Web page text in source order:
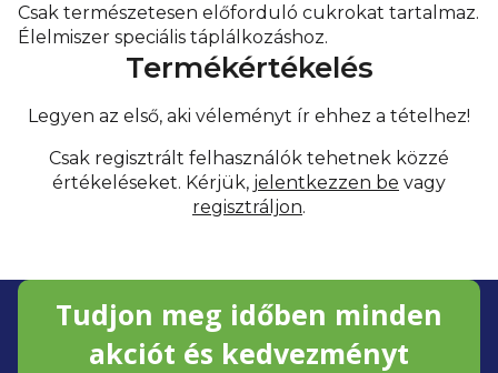
Csak természetesen előforduló cukrokat tartalmaz.
Élelmiszer speciális táplálkozáshoz.
Termékértékelés
Legyen az első, aki véleményt ír ehhez a tételhez!
Csak regisztrált felhasználók tehetnek közzé
értékeléseket. Kérjük, jelentkezzen be vagy
regisztráljon.
Tudjon meg időben minden
akciót és kedvezményt